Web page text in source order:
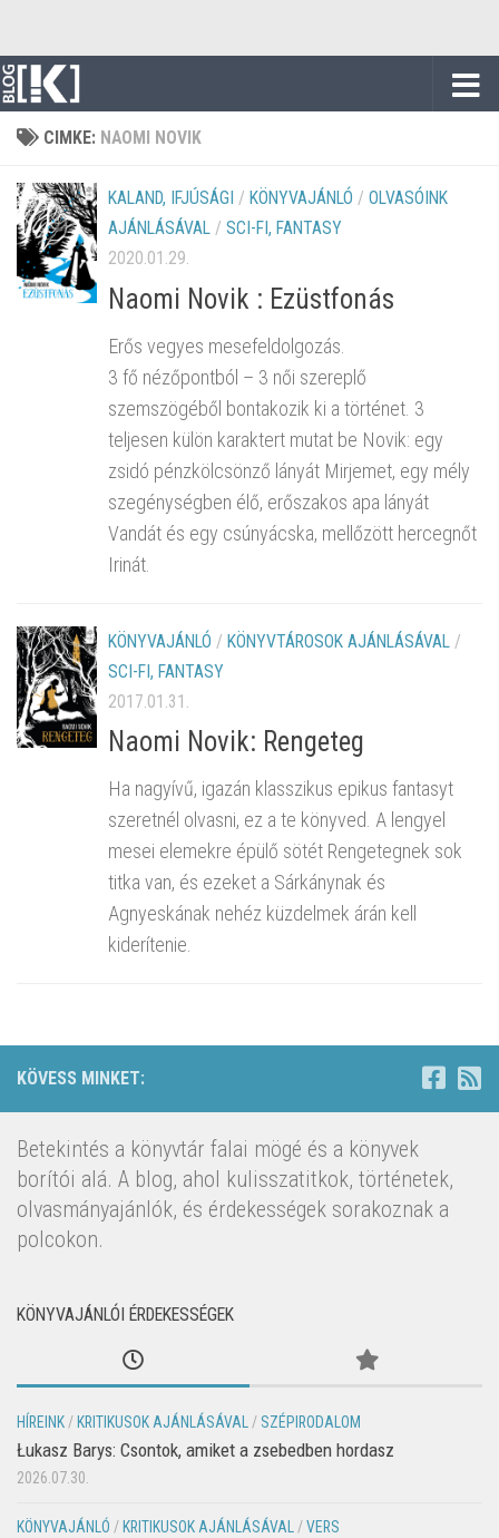
CIMKE: NAOMI NOVIK
KALAND, IFJÚSÁGI / KÖNYVAJÁNLÓ / OLVASÓINK
AJÁNLÁSÁVAL / SCI-FI, FANTASY
2020.01.29.
Naomi Novik : Ezüstfonás
Erős vegyes mesefeldolgozás.
3 fő nézőpontból – 3 női szereplő
szemszögéből bontakozik ki a történet. 3
teljesen külön karaktert mutat be Novik: egy
zsidó pénzkölcsönző lányát Mirjemet, egy mély
szegénységben élő, erőszakos apa lányát
Vandát és egy csúnyácska, mellőzött hercegnőt
Irinát.
KÖNYVAJÁNLÓ / KÖNYVTÁROSOK AJÁNLÁSÁVAL /
SCI-FI, FANTASY
2017.01.31.
Naomi Novik: Rengeteg
Ha nagyívű, igazán klasszikus epikus fantasyt
szeretnél olvasni, ez a te könyved. A lengyel
mesei elemekre épülő sötét Rengetegnek sok
titka van, és ezeket a Sárkánynak és
Agnyeskának nehéz küzdelmek árán kell
kiderítenie.
KÖVESS MINKET:
Betekintés a könyvtár falai mögé és a könyvek
borítói alá. A blog, ahol kulisszatitkok, történetek,
olvasmányajánlók, és érdekességek sorakoznak a
polcokon.
KÖNYVAJÁNLÓI ÉRDEKESSÉGEK
HÍREINK/ KRITIKUSOK AJÁNLÁSÁVAL/ SZÉPIRODALOM
Łukasz Barys: Csontok, amiket a zsebedben hordasz
2026.07.30.
KÖNYVAJÁNLÓ / KRITIKUSOK AJÁNLÁSÁVAL/VERS